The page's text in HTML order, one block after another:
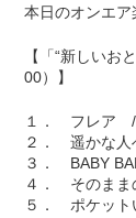
本日のオンエ
【「“新しいお
00）】
１． フレア
２． 遥かな
３． BABY
４． そのま
５． ポケッ